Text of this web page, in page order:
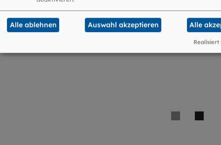
Alle ablehnen Auswahl akzeptieren Alle
Realisiert